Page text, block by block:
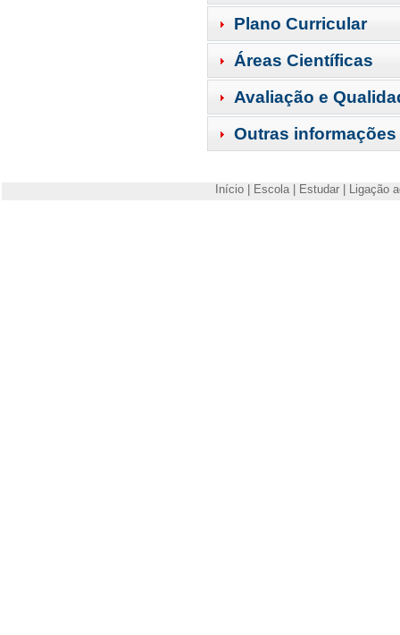
Plano Curricular
Áreas Científicas
Avaliação e
Outras informações
Início Escola Estudar Ligação